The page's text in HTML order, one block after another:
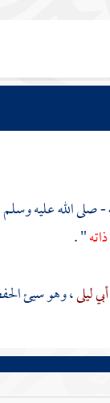
- صلى الله عليه
" .
ليلى، وهو سيئ